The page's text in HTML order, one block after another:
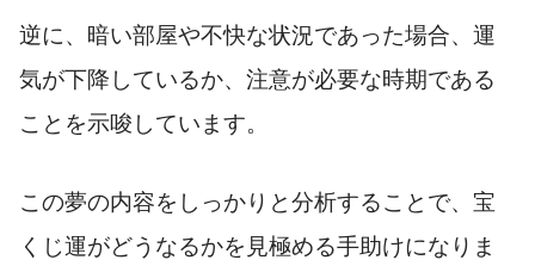
逆に、暗い部屋や不快な状況であった場合、運
気が下降しているか、注意が必要な時期である
ことを示唆しています。
この夢の内容をしっかりと分析することで、宝
くじ運がどうなるかを見極める手助けになりま